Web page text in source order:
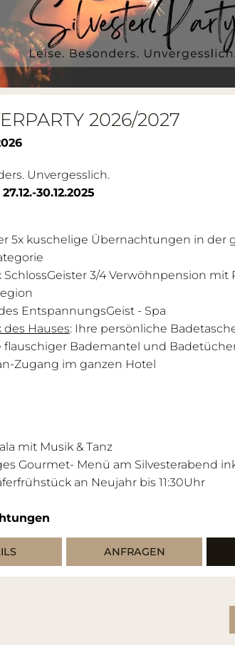
2026/2027
Unvergesslich.
30.12.2025
5x kuschelige Übernachtungen in der
SchlossGeister 3/4 Verwöhnpension mit
EntspannungsGeist - Spa
des Hauses: Ihre persönliche
flauschiger Bademantel und
Zugang im ganzen Hotel
mit Musik & Tanz
Gourmet- Menü am Silvesterabend
an Neujahr bis 11:30Uhr
ANFRAGEN